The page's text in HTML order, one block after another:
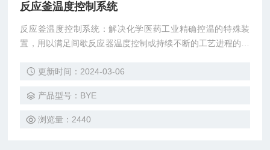
反应釜温度控制系统
反应釜温度控制系统：解决化学医药工业精确控温的特殊装
置，用以满足间歇反应器温度控制或持续不断的工艺进程的加
需热、放热的过程控制。
更新时间：2024-03-06
产品型号：BYE
浏览量：2440